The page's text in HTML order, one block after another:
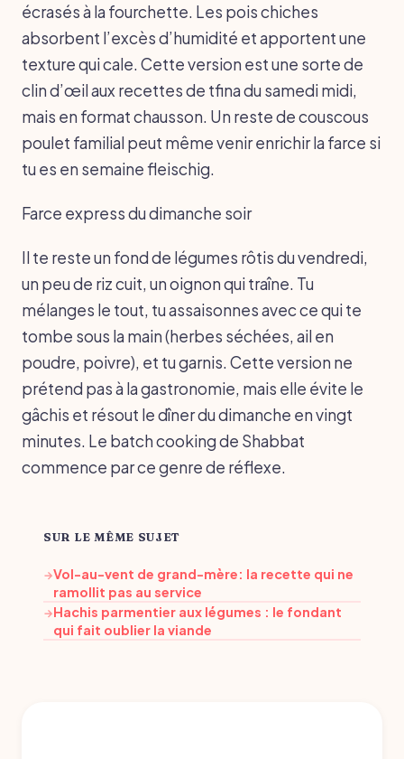
écrasés à la fourchette. Les pois chiches
absorbent l’excès d’humidité et apportent une
texture qui cale. Cette version est une sorte de
clin d’œil aux recettes de tfina du samedi midi,
mais en format chausson. Un reste de couscous
poulet familial peut même venir enrichir la farce si
tu es en semaine fleischig.
Farce express du dimanche soir
Il te reste un fond de légumes rôtis du vendredi,
un peu de riz cuit, un oignon qui traîne. Tu
mélanges le tout, tu assaisonnes avec ce qui te
tombe sous la main (herbes séchées, ail en
poudre, poivre), et tu garnis. Cette version ne
prétend pas à la gastronomie, mais elle évite le
gâchis et résout le dîner du dimanche en vingt
minutes. Le batch cooking de Shabbat
commence par ce genre de réflexe.
SUR LE MÊME SUJET
→Vol-au-vent de grand-mère: la recette qui ne
ramollit pas au service
→Hachis parmentier aux légumes : le fondant
qui fait oublier la viande